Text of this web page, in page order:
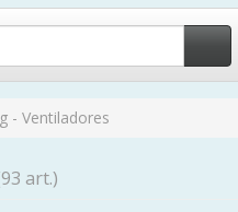
- Ventiladores
art.)